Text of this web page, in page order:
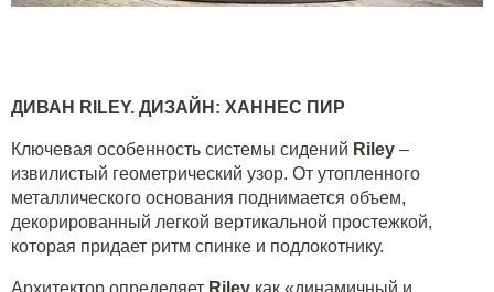
ДИВАН RILEY. ДИЗАЙН: ХАННЕС ПИР
Ключевая особенность системы сидений Riley –
извилистый геометрический узор. От утопленного
металлического основания поднимается объем,
декорированный легкой вертикальной простежкой,
которая придает ритм спинке и подлокотнику.
Архитектор определяет Riley как «динамичный и